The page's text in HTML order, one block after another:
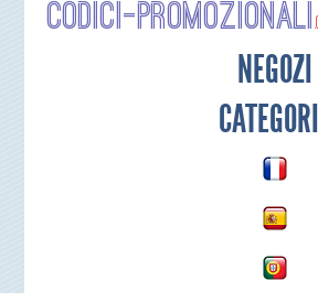
NEGOZI